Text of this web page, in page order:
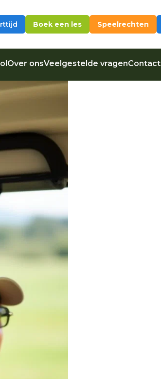
Boek een les Speelrechten
Over onsVeelgestelde vragenContact